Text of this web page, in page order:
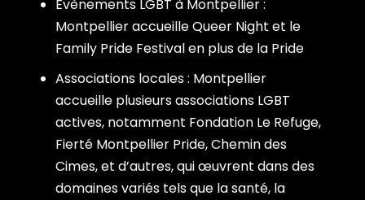
Évènements LGBT à Montpellier :
Montpellier accueille Queer Night et le
Family Pride Festival en plus de la Pride
Associations locales : Montpellier
accueille plusieurs associations LGBT
actives, notamment Fondation Le Refuge,
Fierté Montpellier Pride, Chemin des
Cimes, et d’autres, qui œuvrent dans des
domaines variés tels que la santé, la